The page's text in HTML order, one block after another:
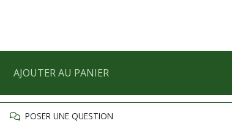
AJOUTER AU PANIER
POSER UNE QUESTION